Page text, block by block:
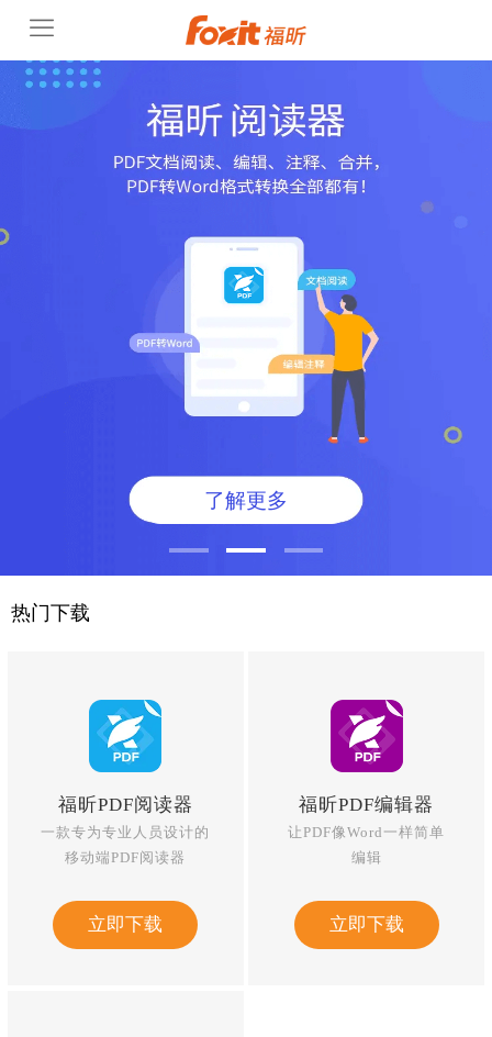
了解更多
热门下载
福昕PDF阅读器
一款专为专业人员设计的
移动端PDF阅读器
立即下载
福昕PDF编辑器
让PDF像Word一样简单
编辑
立即下载